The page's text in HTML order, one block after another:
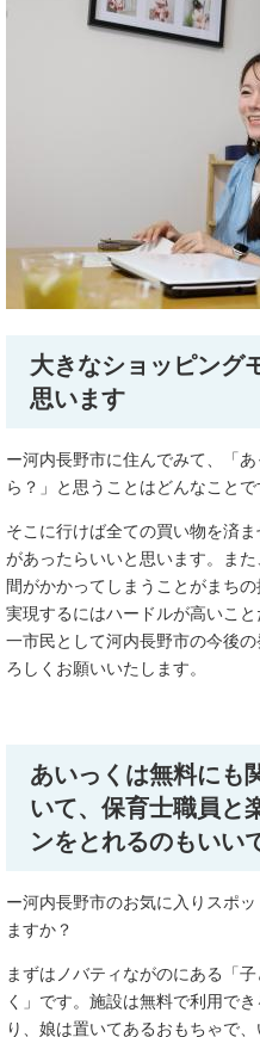
大きなショッピング
思います
ー河内長野市に住んでみて、「
ら？」と思うことはどんなことで
そこに行けば全ての買い物を済
があったらいいと思います。ま
間がかかってしまうことがまち
実現するにはハードルが高いこ
一市民として河内長野市の今後
ろしくお願いいたします。
あいっくは無料にも
いて、保育士職員と
ンをとれるのもいい
ー河内長野市のお気に入りスポ
ますか？
まずはノバティながのにある「
く」です。施設は無料で利用で
り、娘は置いてあるおもちゃで